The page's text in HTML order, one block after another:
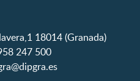
18014 (Granada)
247 500